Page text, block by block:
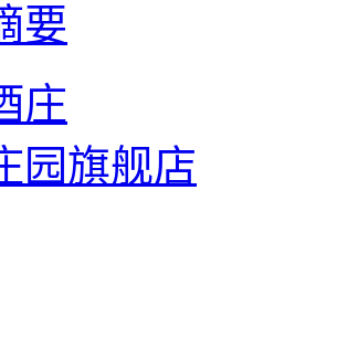
要
庄
园旗舰店